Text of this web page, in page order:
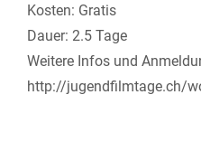
Kosten: Gratis
Dauer: 2.5 Tage
Weitere Infos und
http://jugendfilmtage.ch/